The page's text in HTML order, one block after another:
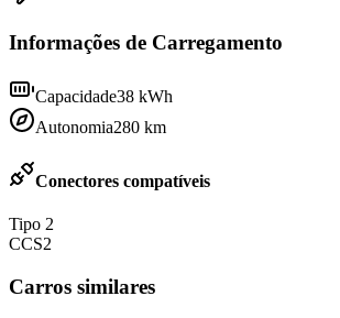
Informações de Carregamento
Capacidade38 kWh
Autonomia280 km
Conectores compatíveis
Tipo 2
CCS2
Carros similares